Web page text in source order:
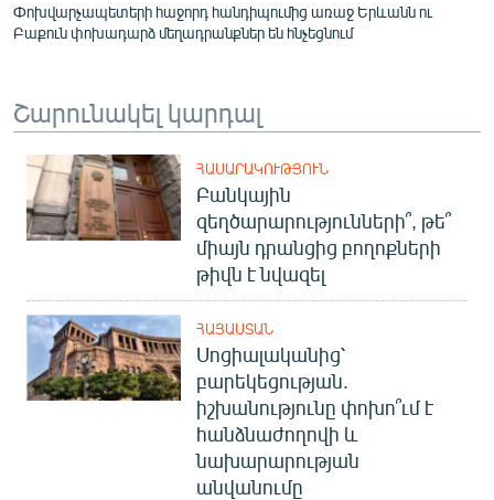
Փոխվարչապետերի հաջորդ հանդիպումից առաջ Երևանն ու
Բաքուն փոխադարձ մեղադրանքներ են հնչեցնում
Շարունակել կարդալ
ՀԱՍԱՐԱԿՈՒԹՅՈՒՆ
Բանկային
զեղծարարությունների՞, թե՞
միայն դրանցից բողոքների
թիվն է նվազել
ՀԱՅԱՍՏԱՆ
Սոցիալականից՝
բարեկեցության.
իշխանությունը փոխո՞ւմ է
հանձնաժողովի և
նախարարության
անվանումը